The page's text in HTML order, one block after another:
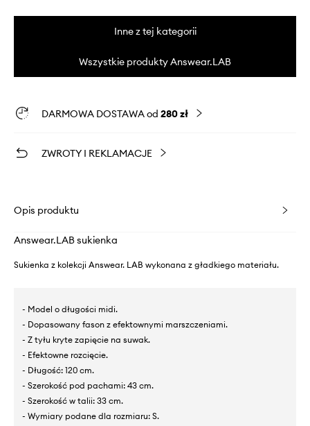
Inne z tej kategorii
Wszystkie produkty Answear.LAB
DARMOWA DOSTAWA od 280 zł
ZWROTY I REKLAMACJE
Opis produktu
Answear.LAB sukienka
Sukienka z kolekcji Answear. LAB wykonana z gładkiego materiału.
- Model o długości midi.
- Dopasowany fason z efektownymi marszczeniami.
- Z tyłu kryte zapięcie na suwak.
- Efektowne rozcięcie.
- Długość: 120 cm.
- Szerokość pod pachami: 43 cm.
- Szerokość w talii: 33 cm.
- Wymiary podane dla rozmiaru: S.